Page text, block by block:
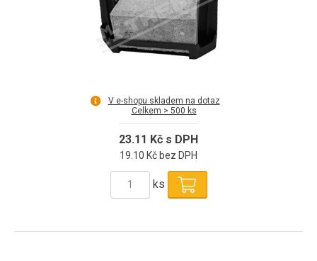
V e-shopu skladem na dotaz
Celkem > 500 ks
23.11 Kč s DPH
19.10 Kč bez DPH
ks